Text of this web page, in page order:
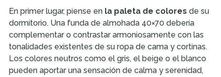
En primer lugar, piense en la paleta de colores de su
dormitorio. Una funda de almohada 40×70 debería
complementar o contrastar armoniosamente con las
tonalidades existentes de su ropa de cama y cortinas.
Los colores neutros como el gris, el beige o el blanco
pueden aportar una sensación de calma y serenidad,